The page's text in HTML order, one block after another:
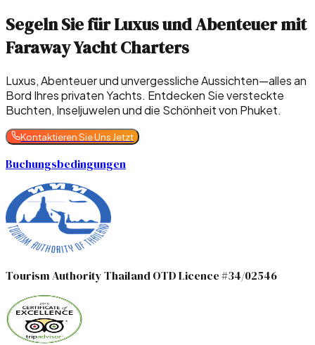
Segeln Sie für Luxus und Abenteuer mit
Faraway Yacht Charters
Luxus, Abenteuer und unvergessliche Aussichten—alles an
Bord Ihres privaten Yachts. Entdecken Sie versteckte
Buchten, Inseljuwelen und die Schönheit von Phuket.
Kontaktieren Sie Uns Jetzt
Buchungsbedingungen
Tourism Authority Thailand OTD Licence #34/02546